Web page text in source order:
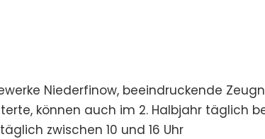
Niederfinow, beeindruckende
können auch im 2. Halbjahr täglich
zwischen 10 und 16 Uhr